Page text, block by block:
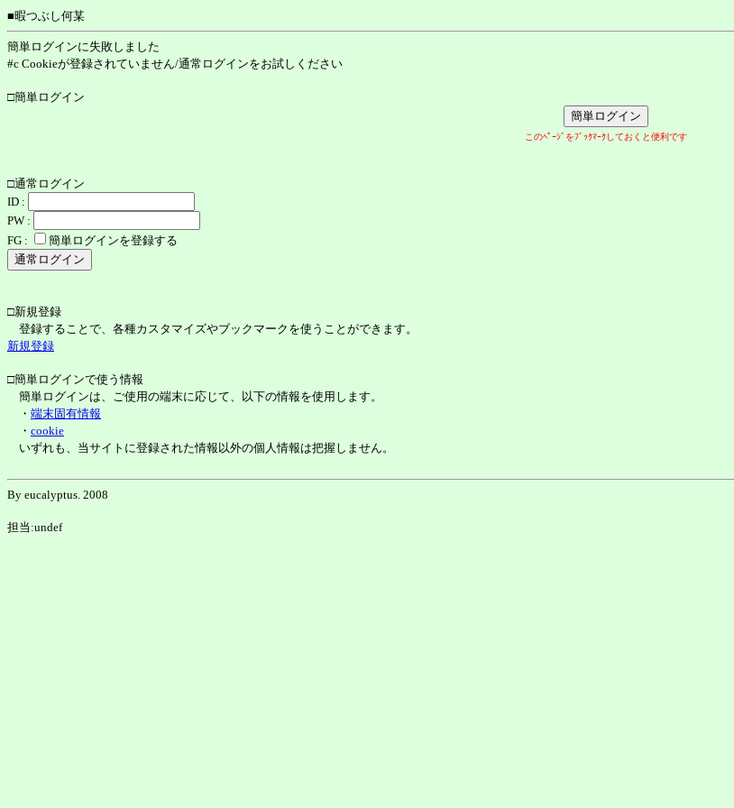
■暇つぶし何某
簡単ログインに失敗しました
#c Cookieが登録されていません/通常ログインをお試しください
□簡単ログイン
このﾍﾟｰｼﾞをﾌﾞｯｸﾏｰｸしておくと便利です
□通常ログイン
ID :
PW :
FG :
簡単ログインを登録する
□新規登録
登録することで、各種カスタマイズやブックマークを使うことができます。
新規登録
□簡単ログインで使う情報
簡単ログインは、ご使用の端末に応じて、以下の情報を使用します。
・ 端末固有情報
・ cookie
いずれも、当サイトに登録された情報以外の個人情報は把握しません。
By eucalyptus. 2008
担当:undef